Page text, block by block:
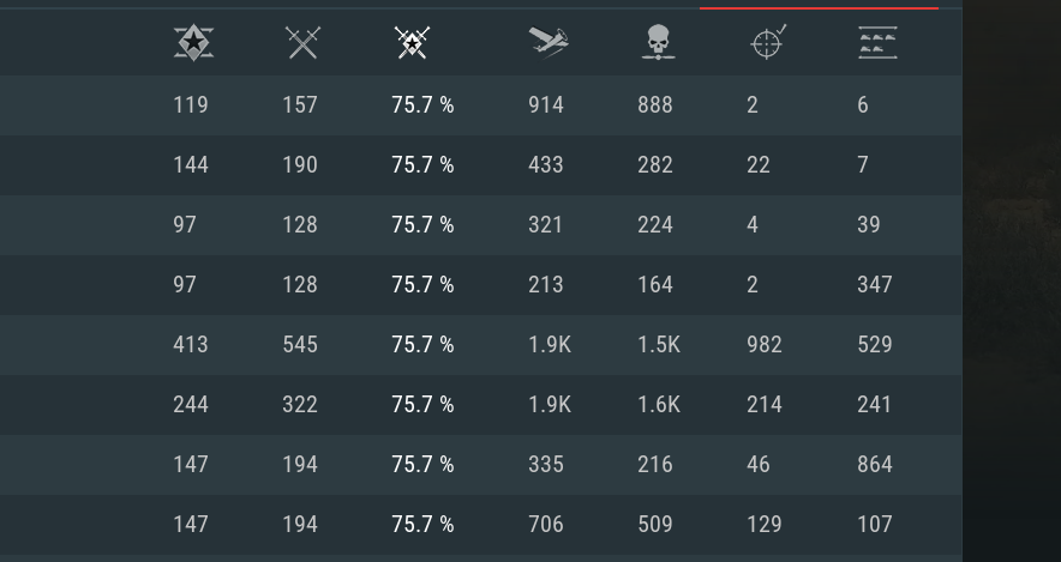
ТРЕБОВАНИЯ
119 157 75.7 % 914 888 2 6
144 190 75.7 % 433 282 22 7
97 128 75.7 % 321 224 4 39
97 128 75.7 % 213 164 2 347
413 545 75.7 % 1.9K 1.5K 982 529
244 322 75.7 % 1.9K 1.6K 214 241
147 194 75.7 % 335 216 46 864
147 194 75.7 % 706 509 129 107